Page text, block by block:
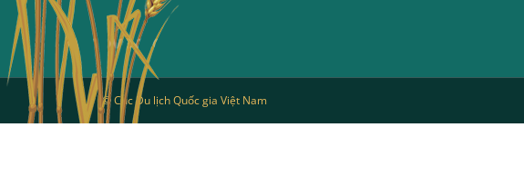
© Cục Du lịch Quốc gia Việt Nam